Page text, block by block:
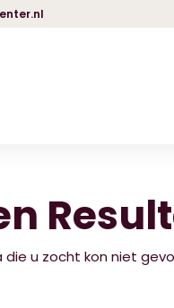
die u zocht kon niet